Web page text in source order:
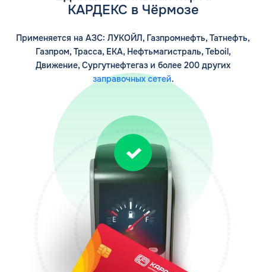
КАРДЕКС в Чёрмозе
Применяется на АЗС: ЛУКОЙЛ, Газпромнефть, Татнефть,
Газпром, Трасса, ЕКА, Нефтьмагистраль, Teboil,
Движение, Сургутнефтегаз и более 200 других
заправочных сетей.
Заполняя форму, я соглашаюсь с
обработкой персональных данных